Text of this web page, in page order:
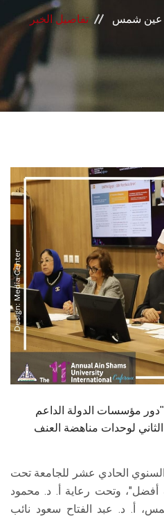
الأنظمة الذكية
الإعلام
تواصل معنا
هيئة التدريس
الدراسات العليا
الخريجين
الموظفون
الزائـرون
الان
عين شمس تفاصيل الخبر
"دور مؤسسات الدولة الداعم
لوحدات مناهضة العنف
الحادي عشر للجامعة تحت
أفضل"، وتحت رعاية أ. د. محمود
أ. د. عبد الفتاح سعود نائب